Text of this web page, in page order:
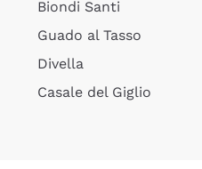
Biondi Santi
Guado al Tasso
Divella
Casale del Giglio